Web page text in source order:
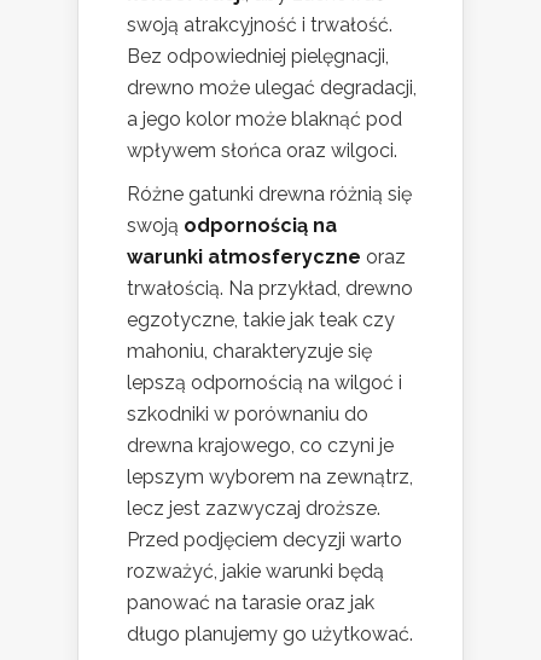
swoją atrakcyjność i trwałość.
Bez odpowiedniej pielęgnacji,
drewno może ulegać degradacji,
a jego kolor może blaknąć pod
wpływem słońca oraz wilgoci.
Różne gatunki drewna różnią się
swoją odpornością na
warunki atmosferyczne oraz
trwałością. Na przykład, drewno
egzotyczne, takie jak teak czy
mahoniu, charakteryzuje się
lepszą odpornością na wilgoć i
szkodniki w porównaniu do
drewna krajowego, co czyni je
lepszym wyborem na zewnątrz,
lecz jest zazwyczaj droższe.
Przed podjęciem decyzji warto
rozważyć, jakie warunki będą
panować na tarasie oraz jak
długo planujemy go użytkować.